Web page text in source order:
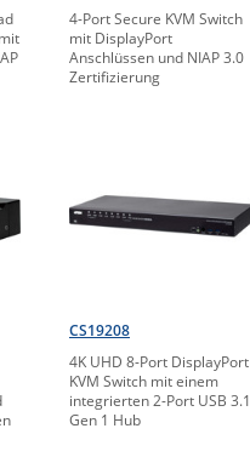
4-Port Secure KVM Switch
mit DisplayPort
Anschlüssen und NIAP 3.0
Zertifizierung
CS19208
4K UHD 8-Port DisplayPort
KVM Switch mit einem
integrierten 2-Port USB 3.1
Gen 1 Hub